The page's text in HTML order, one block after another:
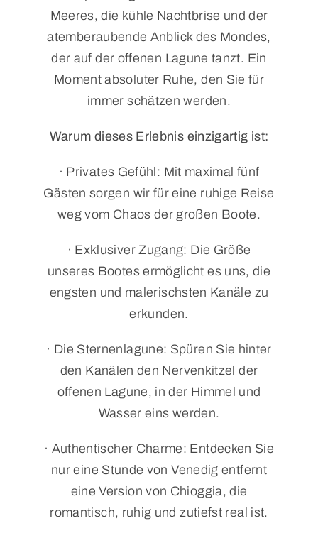
Meeres, die kühle Nachtbrise und der
atemberaubende Anblick des Mondes,
der auf der offenen Lagune tanzt. Ein
Moment absoluter Ruhe, den Sie für
immer schätzen werden.
Warum dieses Erlebnis einzigartig ist:
· Privates Gefühl: Mit maximal fünf
Gästen sorgen wir für eine ruhige Reise
weg vom Chaos der großen Boote.
· Exklusiver Zugang: Die Größe
unseres Bootes ermöglicht es uns, die
engsten und malerischsten Kanäle zu
erkunden.
· Die Sternenlagune: Spüren Sie hinter
den Kanälen den Nervenkitzel der
offenen Lagune, in der Himmel und
Wasser eins werden.
· Authentischer Charme: Entdecken Sie
nur eine Stunde von Venedig entfernt
eine Version von Chioggia, die
romantisch, ruhig und zutiefst real ist.